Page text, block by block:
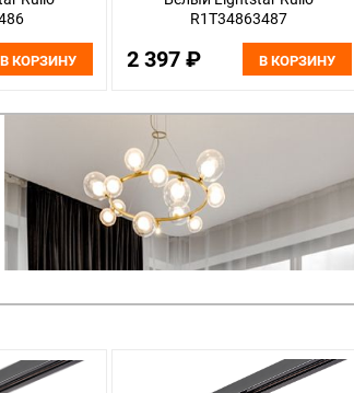
В КОРЗИНУ
R1T34863487
2 397 ₽ В КОРЗИНУ